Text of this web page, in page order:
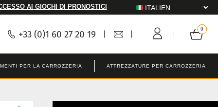
AI GIOCHI DI PRONOSTICI
+33 (0)1 60 27 20 19
PER LA CARROZZERIA ATTREZZATURE PER CARROZZERIA